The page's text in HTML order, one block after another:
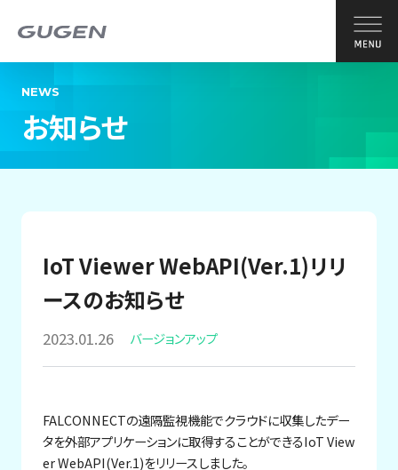
NEWS
お知らせ
IoT Viewer WebAPI(Ver.1)リリ
ースのお知らせ
2023.01.26 バージョンアップ
FALCONNECTの遠隔監視機能でクラウドに収集したデー
タを外部アプリケーションに取得することができるIoT View
er WebAPI(Ver.1)をリリースしました。